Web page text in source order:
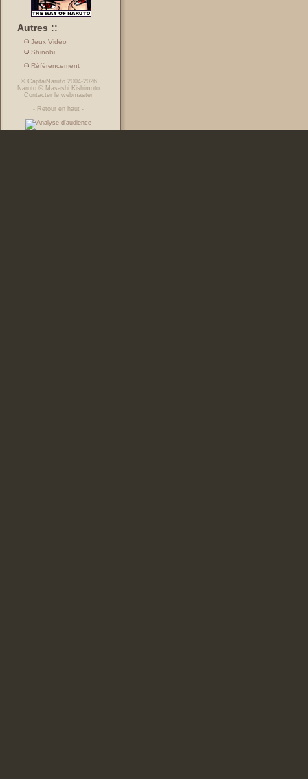
Autres ::
Jeux Vidéo
Shinobi
Référencement
© CaptaiNaruto2004-2026
Naruto © Masashi Kishimoto
Contacter le webmaster
- Retour en haut -